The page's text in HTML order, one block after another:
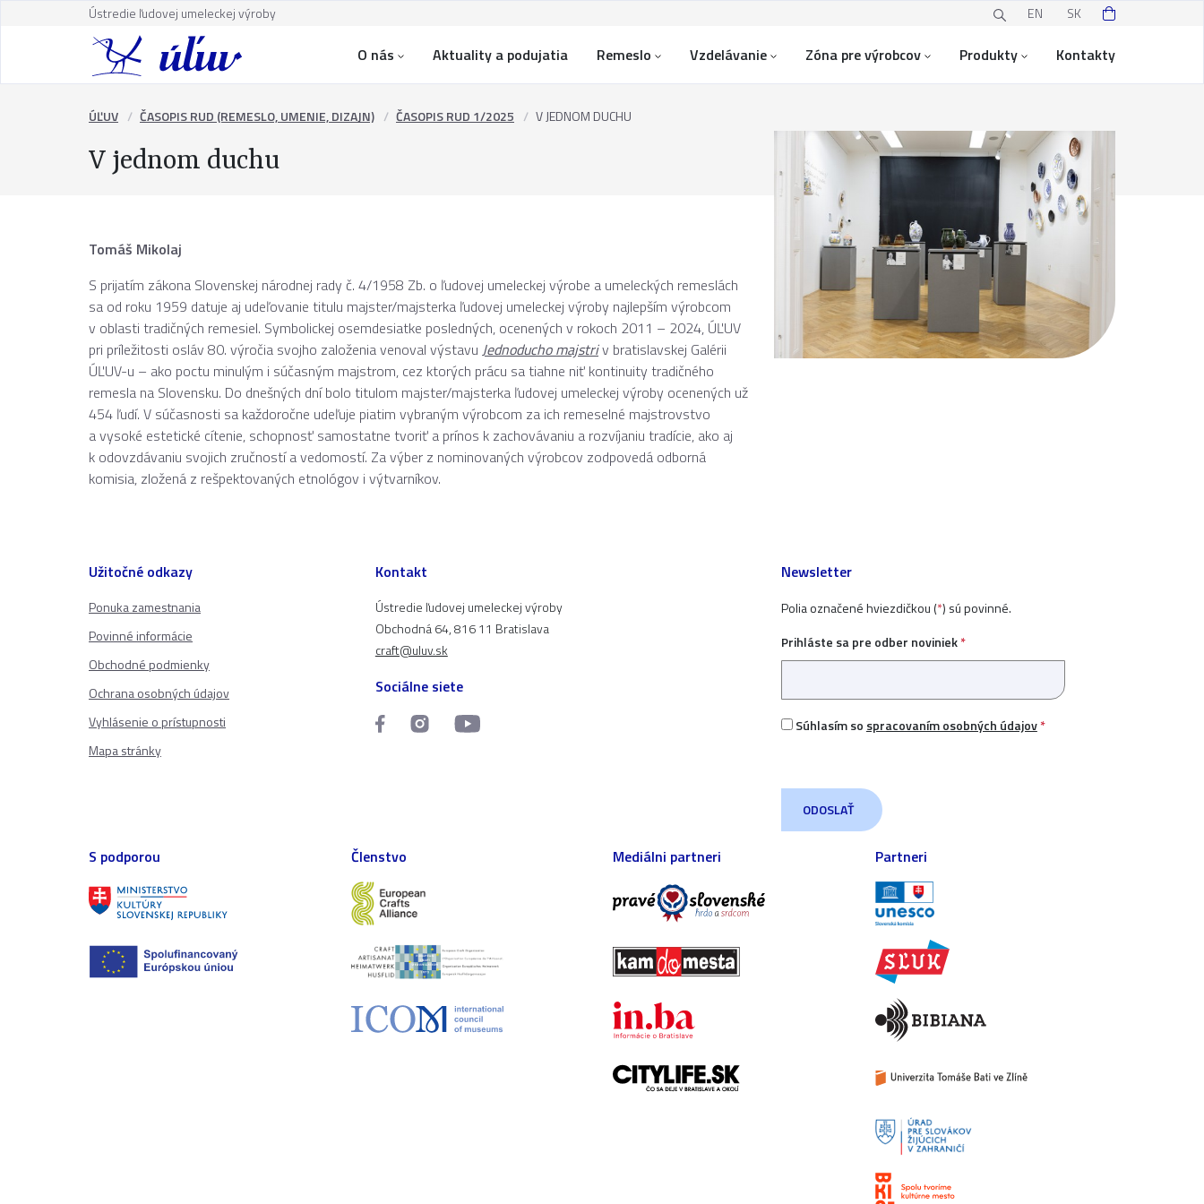
Ústredie ľudovej umeleckej výroby EN SK
O nás Aktuality a podujatia Remeslo Vzdelávanie Zóna pre výrobcov Produkty Kontakty
ÚĽUV ČASOPIS RUD (REMESLO, UMENIE, DIZAJN) ČASOPIS RUD 1/2025 V JEDNOM DUCHU
V jednom duchu
Tomáš Mikolaj
S prijatím zákona Slovenskej národnej rady č. 4/1958 Zb. o ľudovej umeleckej výrobe a umeleckých remeslách
sa od roku 1959 datuje aj udeľovanie titulu majster/majsterka ľudovej umeleckej výroby najlepším výrobcom
v oblasti tradičných remesiel. Symbolickej osemdesiatke posledných, ocenených v rokoch 2011 – 2024, ÚĽUV
pri príležitosti osláv 80. výročia svojho založenia venoval výstavu Jednoducho majstriv bratislavskej Galérii
ÚĽUV-u – ako poctu minulým i súčasným majstrom, cez ktorých prácu sa tiahne niť kontinuity tradičného
remesla na Slovensku. Do dnešných dní bolo titulom majster/majsterka ľudovej umeleckej výroby ocenených už
454 ľudí. V súčasnosti sa každoročne udeľuje piatim vybraným výrobcom za ich remeselné majstrovstvo
a vysoké estetické cítenie, schopnosť samostatne tvoriť a prínos k zachovávaniu a rozvíjaniu tradície, ako aj
k odovzdávaniu svojich zručností a vedomostí. Za výber z nominovaných výrobcov zodpovedá odborná
komisia, zložená z rešpektovaných etnológov i výtvarníkov.
Užitočné odkazy
Ponuka zamestnania
Povinné informácie
Obchodné podmienky
Ochrana osobných údajov
Vyhlásenie o prístupnosti
Mapa stránky
Kontakt
Ústredie ľudovej umeleckej výroby
Obchodná 64, 816 11 Bratislava
craft@uluv.sk
Sociálne siete
Newsletter
Polia označené hviezdičkou (*) sú povinné.
Prihláste sa pre odber noviniek*
Súhlasím so spracovaním osobných údajov*
S podporou Členstvo Mediálni partneri Partneri